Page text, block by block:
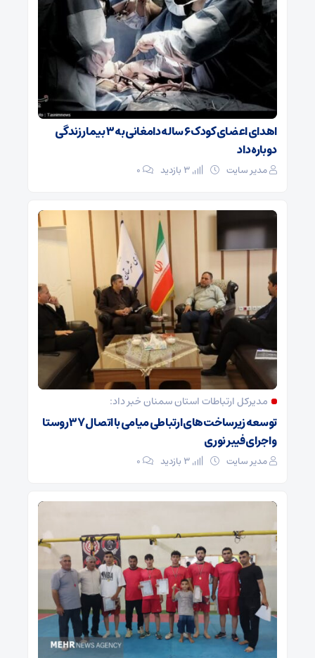
اهدای اعضای کودک ۶ ساله دامغانی به ۳ بیمار زندگی
دوباره داد
مدیر سایت ۰
مدیرکل ارتباطات استان سمنان خبر داد:
توسعه زیرساخت‌های ارتباطی میامی با اتصال ۳۷ روستا
و اجرای فیبر نوری
مدیر سایت ۰